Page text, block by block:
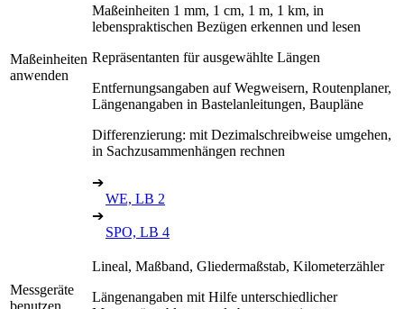
Maßeinheiten
anwenden
Maßeinheiten 1 mm, 1 cm, 1 m, 1 km, in
lebenspraktischen Bezügen erkennen und lesen
Repräsentanten für ausgewählte Längen
Entfernungsangaben auf Wegweisern, Routenplaner,
Längenangaben in Bastelanleitungen, Baupläne
Differenzierung: mit Dezimalschreibweise umgehen,
in Sachzusammenhängen rechnen
➔
WE, LB 2
➔
SPO, LB 4
Messgeräte
benutzen
Lineal, Maßband, Gliedermaßstab, Kilometerzähler
Längenangaben mit Hilfe unterschiedlicher